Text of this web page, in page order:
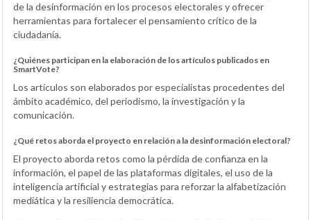
de la desinformación en los procesos electorales y ofrecer
herramientas para fortalecer el pensamiento crítico de la
ciudadanía.
¿Quiénes participan en la elaboración de los artículos publicados en
SmartVote?
Los artículos son elaborados por especialistas procedentes del
ámbito académico, del periodismo, la investigación y la
comunicación.
¿Qué retos aborda el proyecto en relación a la desinformación electoral?
El proyecto aborda retos como la pérdida de confianza en la
información, el papel de las plataformas digitales, el uso de la
inteligencia artificial y estrategias para reforzar la alfabetización
mediática y la resiliencia democrática.